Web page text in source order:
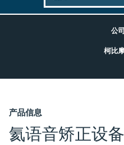
公
柯比
产品信息
氦语音矫正设备